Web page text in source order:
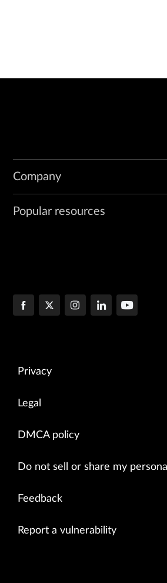
Company
Popular resources
Privacy
Legal
DMCA policy
Do not sell or share my
Feedback
Report a vulnerability